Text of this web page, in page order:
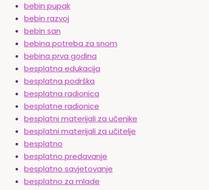
bebin pupak
bebin razvoj
bebin san
bebina potreba za snom
bebina prva godina
besplatna edukacija
besplatna podrška
besplatna radionica
besplatne radionice
besplatni materijali za učenike
besplatni materijali za učitelje
besplatno
besplatno predavanje
besplatno savjetovanje
besplatno za mlade